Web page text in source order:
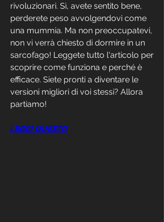
rivoluzionari. Sì, avete sentito bene,
perderete peso avvolgendovi come
una mummia. Ma non preoccupatevi,
non vi verrà chiesto di dormire in un
sarcofago! Leggete tutto l'articolo per
scoprire come funziona e perché è
efficace. Siete pronti a diventare le
versioni migliori di voi stessi? Allora
partiamo!
LEGGI QUESTO